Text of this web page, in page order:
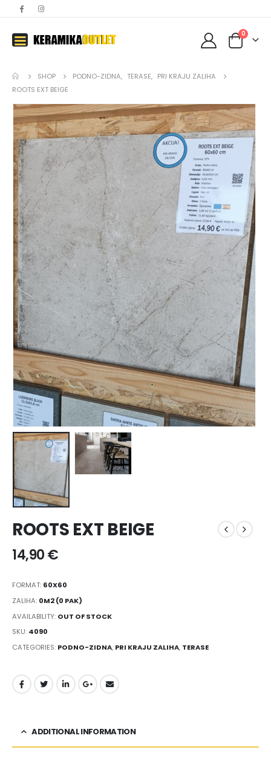
0
SHOP PODNO-ZIDNA, TERASE, PRI KRAJU ZALIHA
ROOTS EXT BEIGE
ROOTS EXT BEIGE
14,90€
FORMAT: 60X60
ZALIHA: 0M2 (0 PAK)
AVAILABILITY: OUT OF STOCK
SKU: 4090
CATEGORIES: PODNO-ZIDNA, PRI KRAJU ZALIHA, TERASE
ADDITIONAL INFORMATION